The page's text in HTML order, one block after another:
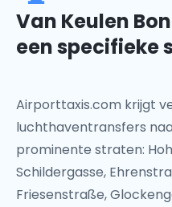
Van Keulen
een specifieke
Airporttaxis.com krijgt
luchthaventransfers
prominente straten:
Schildergasse,
Friesenstraße,